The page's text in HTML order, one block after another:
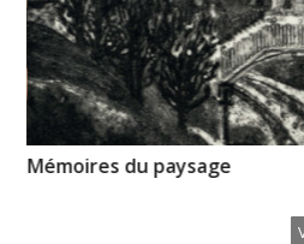
Mémoires du paysage